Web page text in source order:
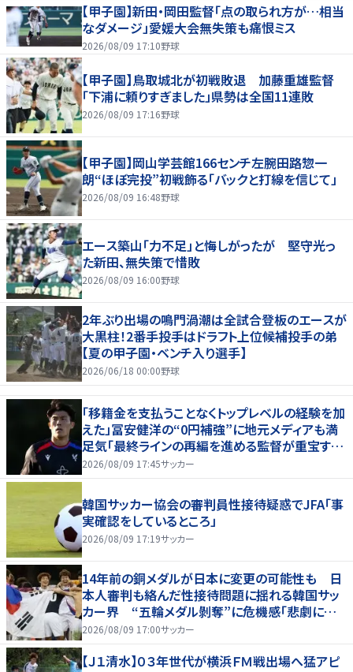
【甲子園】新田・岡田監督「点の取られ方が…相当
なダメージ」愛媛大会無失策も痛恨ミス
2026/08/09 17:10野球
【甲子園】鳥取城北が初戦敗退 加藤重雄監督
「下浦に頼りすぎました」県勢は全国11連敗
2026/08/09 17:16野球
【甲子園】岡山学芸館166センチ左腕田路惣一
朗“ほぼ完投”初戦飾る「バックと打線を信じて」
2026/08/09 16:48野球
エース築山「力不足」と悔しがったが 堅守光っ
た新田、無失策で惜敗
2026/08/09 16:00野球
2年ぶり出場の鳴門渦潮は全試合登板のエースが
大黒柱！2番手投手はドラフト上位候補投手の弟
【夏の甲子園・ベンチ入り選手】
2026/06/18 00:00野球
「移籍金を支払うことなくトップレベルの経験を加
えた」冨安健洋の“0円補強”に地元メディアも満
足気「最終ラインの再編を進める監督が重宝する
柔軟性を備えている」
2026/08/09 17:45サッカー
韓国サッカー協会の審判員性接待疑惑でJFA「事
実確認をしているところ」
2026/08/09 17:19サッカー
14年前の銅メダルが日本に変更の可能性も 日
本人審判も絡んだ性接待問題に揺れる韓国サッ
カー界 “五輪メダル剝奪”に危機感「悲劇に見
舞われる」
2026/08/09 17:00サッカー
【Ｊ１清水】０３年世代が横浜ＦＭ戦出場へ猛アピ